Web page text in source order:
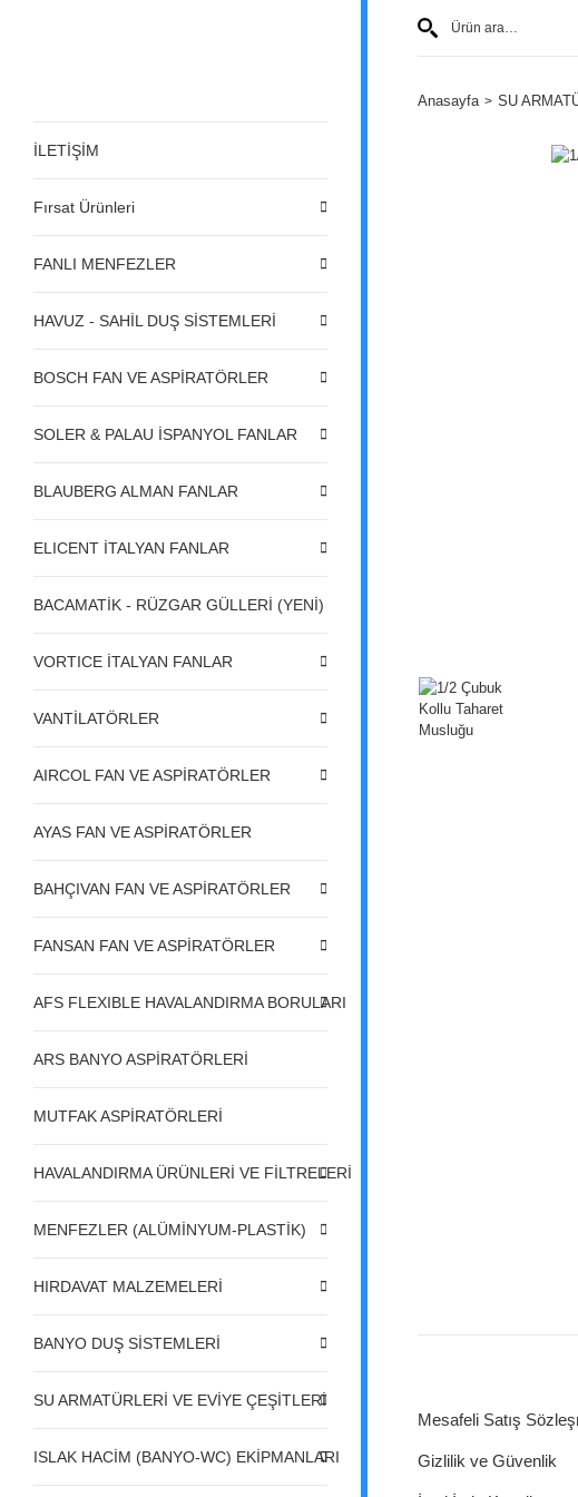
İLETİŞİM
Fırsat Ürünleri
FANLI MENFEZLER
HAVUZ - SAHİL DUŞ SİSTEMLERİ
BOSCH FAN VE ASPİRATÖRLER
SOLER & PALAU İSPANYOL FANLAR
BLAUBERG ALMAN FANLAR
ELICENT İTALYAN FANLAR
BACAMATİK - RÜZGAR GÜLLERİ (YENİ)
VORTICE İTALYAN FANLAR
VANTİLATÖRLER
AIRCOL FAN VE ASPİRATÖRLER
AYAS FAN VE ASPİRATÖRLER
BAHÇIVAN FAN VE ASPİRATÖRLER
FANSAN FAN VE ASPİRATÖRLER
AFS FLEXIBLE HAVALANDIRMA BORULARI
ARS BANYO ASPİRATÖRLERİ
MUTFAK ASPİRATÖRLERİ
HAVALANDIRMA ÜRÜNLERİ VE FİLTRELERİ
MENFEZLER (ALÜMİNYUM-PLASTİK)
HIRDAVAT MALZEMELERİ
BANYO DUŞ SİSTEMLERİ
SU ARMATÜRLERİ VE EVİYE ÇEŞİTLERİ
ISLAK HACİM (BANYO-WC) EKİPMANLARI
Anasayfa SU
Mesafeli Satış
Gizlilik ve Güvenlik